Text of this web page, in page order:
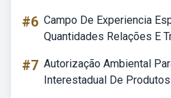
#6 Campo De Experiencia
Quantidades Relações E
#7 Autorização Ambiental
Interestadual De